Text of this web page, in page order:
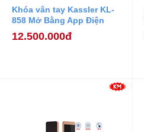
Khóa vân tay Kassler KL-
858 Mở Bằng App Điện
Thoại
12.500.000đ